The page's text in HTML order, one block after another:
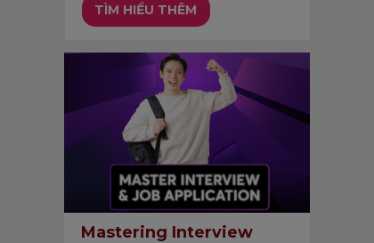
Mastering Interview
TÌM HIỂU THÊM